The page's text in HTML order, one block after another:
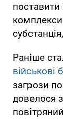
поставити
комплекси
Раніше
військові
загрози
довелося